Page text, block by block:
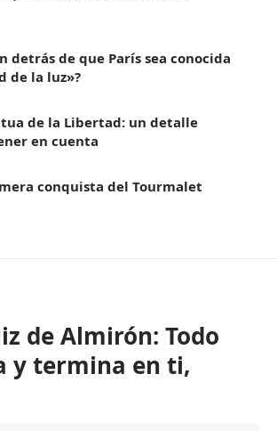
detrás de que París sea conocida
de la luz»?
de la Libertad: un detalle
en cuenta
conquista del Tourmalet
de Almirón: Todo
y termina en ti,